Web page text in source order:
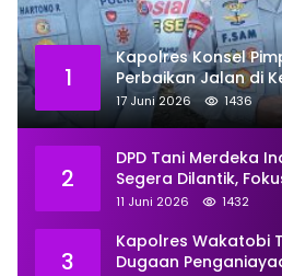
1
Kapolres Konsel
Perbaikan Jalan di
Titik Rusak Siap
17 Juni 2026 1436
2
DPD Tani Merdeka
Segera Dilantik,
Pemberdayaan
11 Juni 2026 1432
3
Kapolres Wakatobi
Dugaan